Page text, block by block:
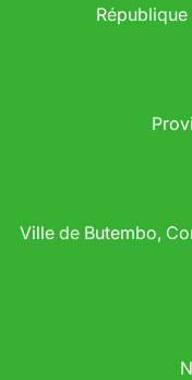
Ville de Butembo,